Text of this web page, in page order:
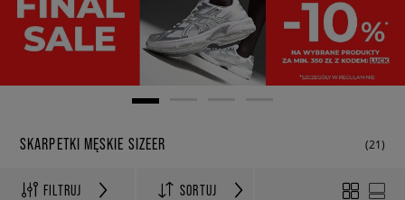
SKARPETKI MĘSKIE SIZEER (21)
FILTRUJ SORTUJ